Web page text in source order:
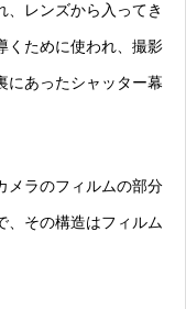
、レンズから入ってき
くために使われ、撮影
にあったシャッター幕
メラのフィルムの部分
、その構造はフィルム